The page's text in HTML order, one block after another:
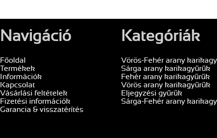
Navigáció
Főoldal
Termékek
Információk
Kapcsolat
Vásárlási feltételek
Fizetési információk
Garancia & visszatérítés
Kategóriák
Vörös-Fehér arany
Sárga arany karikagyűrűk
Fehér arany karikagyűrűk
Vörös arany karikagyűrűk
Eljegyzési gyűrűk
Sárga-Fehér arany